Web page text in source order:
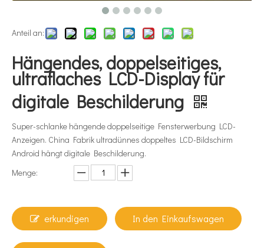
Anteil an:
Hängendes, doppelseitiges,
ultraflaches LCD-Display für
digitale Beschilderung
Super-schlanke hängende doppelseitige Fensterwerbung LCD-
Anzeigen. China Fabrik ultradünnes doppeltes LCD-Bildschirm
Android hängt digitale Beschilderung.
Menge:
erkundigen In den Einkaufswagen